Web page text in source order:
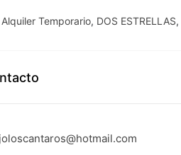
Temporario, DOS ESTRELLAS,